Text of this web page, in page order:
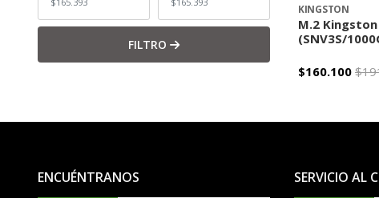
FILTRO
KINGSTON
M.2 Kingston
(SNV3S/
-
$160.100
ENCUÉNTRANOS SERVICIO AL